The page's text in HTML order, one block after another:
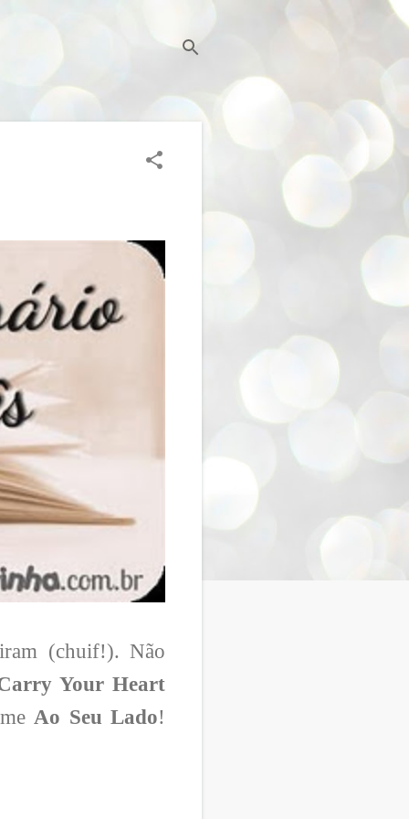
(chuif!). Não
Your Heart
Ao Seu Lado!